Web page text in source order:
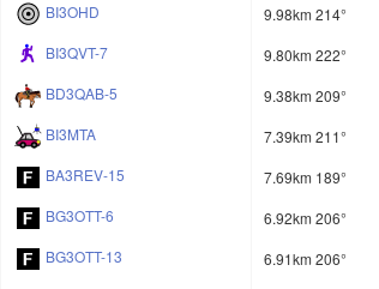
BI3OHD
9.98km 214°
BI3QVT-7
9.80km 222°
BD3QAB-5
9.38km 209°
BI3MTA
7.39km 211°
BA3REV-15
7.69km 189°
BG3OTT-6
6.92km 206°
BG3OTT-13
6.91km 206°